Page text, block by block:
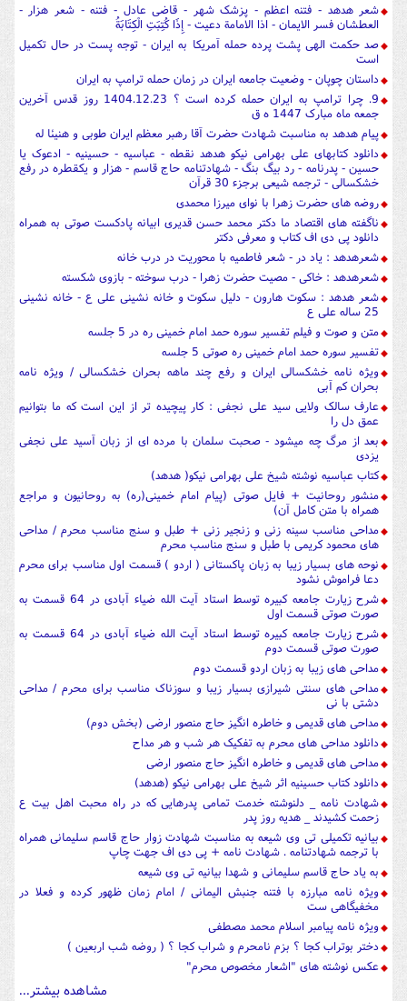
شعر هدهد - فتنه اعظم - پزشک شهر - قاضی عادل - فتنه - شعر هزار -
العطشان فسر الایمان - اذا الامامة دعیت - إِذَا كُتِبَتِ الْكِتَابَةُ
صد حکمت الهی پشت پرده حمله آمریکا به ایران - توجه پست در حال تکمیل
است
داستان چوپان - وضعیت جامعه ایران در زمان حمله ترامپ به ایران
9. چرا ترامپ به ایران حمله کرده است ؟ 1404.12.23 روز قدس آخرین
جمعه ماه مبارک 1447 ه ق
پیام هدهد به مناسبت شهادت حضرت آقا رهبر معظم ایران طوبی و هنیئا له
دانلود کتابهای علی بهرامی نیکو هدهد نقطه - عباسیه - حسینیه - ادعوک یا
حسین - پدرنامه - رد بیگ بنگ - شهادتنامه حاج قاسم - هزار و یکقطره در رفع
خشکسالی - ترجمه شیعی برجزء 30 قرآن
روضه های حضرت زهرا با نوای میرزا محمدی
ناگفته های اقتصاد ما دکتر محمد حسن قدیری ابیانه پادکست صوتی به همراه
دانلود پی دی اف کتاب و معرفی دکتر
شعرهدهد : یاد در - شعر فاطمیه با محوریت در درب خانه
شعرهدهد : خاکی - مصیت حضرت زهرا - درب سوخته - بازوی شکسته
شعر هدهد : سکوت هارون - دلیل سکوت و خانه نشینی علی ع - خانه نشینی
25 ساله علی ع
متن و صوت و فیلم تفسیر سوره حمد امام خمینی ره در 5 جلسه
تفسیر سوره حمد امام خمینی ره صوتی 5 جلسه
ویژه نامه خشکسالی ایران و رفع چند ماهه بحران خشکسالی / ویژه نامه
بحران کم آبی
عارف سالک ولایی سید علی نجفی : کار پیچیده تر از این است که ما بتوانیم
عمق دل را
بعد از مرگ چه میشود - صحبت سلمان با مرده ای از زبان آسید علی نجفی
یزدی
کتاب عباسیه نوشته شیخ علی بهرامی نیکو( هدهد)
منشور روحانیت + فایل صوتی (پیام امام خمینی(ره) به روحانیون و مراجع
همراه با متن کامل آن)
مداحی مناسب سینه زنی و زنجیر زنی + طبل و سنج مناسب محرم / مداحی
های محمود کریمی با طبل و سنج مناسب محرم
نوحه های بسیار زیبا به زبان پاکستانی ( اردو ) قسمت اول مناسب برای محرم
دعا فراموش نشود
شرح زیارت جامعه کبیره توسط استاد آیت الله ضیاء آبادی در 64 قسمت به
صورت صوتی قسمت اول
شرح زیارت جامعه کبیره توسط استاد آیت الله ضیاء آبادی در 64 قسمت به
صورت صوتی قسمت دوم
مداحی های زیبا به زبان اردو قسمت دوم
مداحی های سنتی شیرازی بسیار زیبا و سوزناک مناسب برای محرم / مداحی
دشتی با نی
مداحی های قدیمی و خاطره انگیز حاج منصور ارضی (بخش دوم)
دانلود مداحی های محرم به تفکیک هر شب و هر مداح
مداحی های قدیمی و خاطره انگیز حاج منصور ارضی
دانلود کتاب حسینیه اثر شیخ علی بهرامی نیکو (هدهد)
شهادت نامه _ دلنوشته خدمت تمامی پدرهایی که در راه محبت اهل بیت ع
زحمت کشیدند _ هدیه روز پدر
بیانیه تکمیلی تی وی شیعه به مناسبت شهادت زوار حاج قاسم سلیمانی همراه
با ترجمه شهادتنامه . شهادت نامه + پی دی اف جهت چاپ
به یاد حاج قاسم سلیمانی و شهدا بیانیه تی وی شیعه
ویژه نامه مبارزه با فتنه جنبش الیمانی / امام زمان ظهور کرده و فعلا در
مخفیگاهی ست
ویژه نامه پیامبر اسلام محمد مصطفی
دختر بوتراب کجا ؟ بزم نامحرم و شراب کجا ؟ ( روضه شب اربعین )
عکس نوشته های "اشعار مخصوص محرم"
مشاهده بیشتر...